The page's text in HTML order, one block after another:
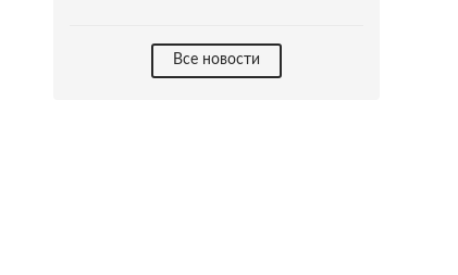
Все новости